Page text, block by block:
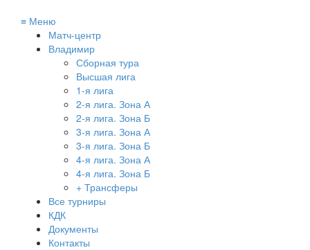
≡ Меню
Матч-центр
Владимир
Сборная тура
Высшая лига
1-я лига
2-я лига. Зона А
2-я лига. Зона Б
3-я лига. Зона А
3-я лига. Зона Б
4-я лига. Зона А
4-я лига. Зона Б
+ Трансферы
Все турниры
КДК
Документы
Контакты